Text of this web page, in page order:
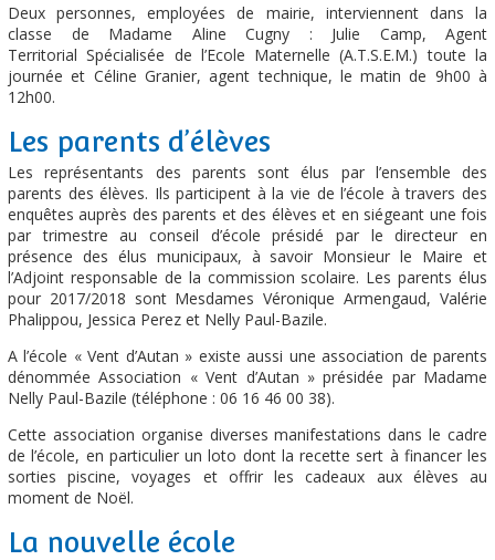
Deux personnes, employées de mairie, interviennent dans la
classe de Madame Aline Cugny : Julie Camp, Agent
Territorial Spécialisée de l’Ecole Maternelle (A.T.S.E.M.) toute la
journée et Céline Granier, agent technique, le matin de 9h00 à
12h00.
Les parents d’élèves
Les représentants des parents sont élus par l’ensemble des
parents des élèves. Ils participent à la vie de l’école à travers des
enquêtes auprès des parents et des élèves et en siégeant une fois
par trimestre au conseil d’école présidé par le directeur en
présence des élus municipaux, à savoir Monsieur le Maire et
l’Adjoint responsable de la commission scolaire. Les parents élus
pour 2017/2018 sont Mesdames Véronique Armengaud, Valérie
Phalippou, Jessica Perez et Nelly Paul-Bazile.
A l’école « Vent d’Autan » existe aussi une association de parents
dénommée Association « Vent d’Autan » présidée par Madame
Nelly Paul-Bazile (téléphone : 06 16 46 00 38).
Cette association organise diverses manifestations dans le cadre
de l’école, en particulier un loto dont la recette sert à financer les
sorties piscine, voyages et offrir les cadeaux aux élèves au
moment de Noël.
La nouvelle école